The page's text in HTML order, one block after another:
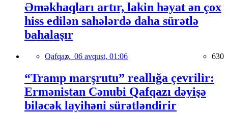
Əməkhaqları artır, lakin həyat ən çox
hiss edilən sahələrdə daha sürətlə
bahalaşır
Qafqaz, 06 avqust, 01:06 630
“Tramp marşrutu” reallığa çevrilir:
Ermənistan Cənubi Qafqazı dəyişə
biləcək layihəni sürətləndirir